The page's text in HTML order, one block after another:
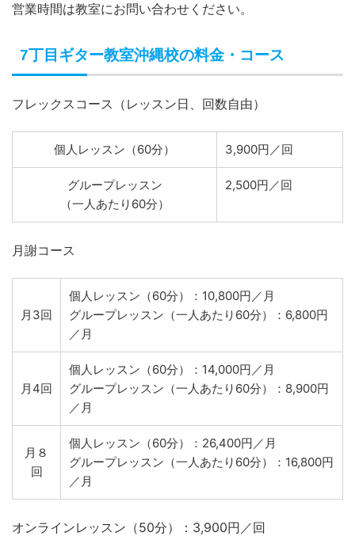
営業時間は教室にお問い合わせください。
7丁目ギター教室沖縄校の料金・コース
フレックスコース（レッスン日、回数自由）
個人レッスン（60分） 3,900円／回
グループレッスン
（一人あたり60分）
2,500円／回
月謝コース
月3回
個人レッスン（60分）：10,800円／月
グループレッスン（一人あたり60分）：6,800円
／月
月4回
個人レッスン（60分）：14,000円／月
グループレッスン（一人あたり60分）：8,900円
／月
月８
回
個人レッスン（60分）：26,400円／月
グループレッスン（一人あたり60分）：16,800円
／月
オンラインレッスン（50分）：3,900円／回